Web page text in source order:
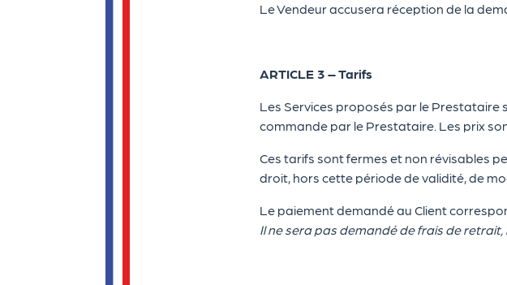
Le Vendeur accusera réception de la
ARTICLE 3 – Tarifs
Les Services proposés par le Prestataire
commande par le Prestataire. Les prix
Ces tarifs sont fermes et non révisables
droit, hors cette période de validité, de
Le paiement demandé au Client
Il ne sera pas demandé de frais de